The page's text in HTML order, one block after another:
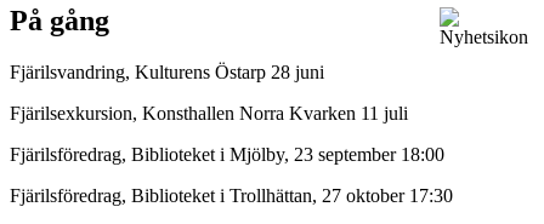
På gång
Fjärilsvandring, Kulturens Östarp 28 juni
Fjärilsexkursion, Konsthallen Norra Kvarken 11 juli
Fjärilsföredrag, Biblioteket i Mjölby, 23 september 18:00
Fjärilsföredrag, Biblioteket i Trollhättan, 27 oktober 17:30